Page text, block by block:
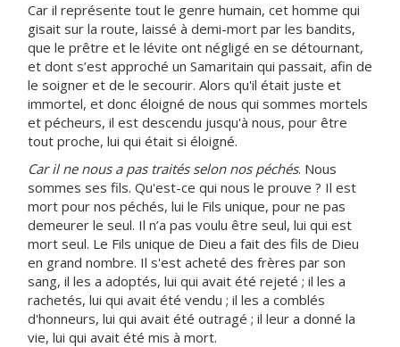
Car il représente tout le genre humain, cet homme qui
gisait sur la route, laissé à demi-mort par les bandits,
que le prêtre et le lévite ont négligé en se détournant,
et dont s’est approché un Samaritain qui passait, afin de
le soigner et de le secourir. Alors qu'il était juste et
immortel, et donc éloigné de nous qui sommes mortels
et pécheurs, il est descendu jusqu'à nous, pour être
tout proche, lui qui était si éloigné.
Car il ne nous a pas traités selon nos péchés. Nous
sommes ses fils. Qu'est-ce qui nous le prouve ? Il est
mort pour nos péchés, lui le Fils unique, pour ne pas
demeurer le seul. Il n’a pas voulu être seul, lui qui est
mort seul. Le Fils unique de Dieu a fait des fils de Dieu
en grand nombre. Il s'est acheté des frères par son
sang, il les a adoptés, lui qui avait été rejeté ; il les a
rachetés, lui qui avait été vendu ; il les a comblés
d'honneurs, lui qui avait été outragé ; il leur a donné la
vie, lui qui avait été mis à mort.